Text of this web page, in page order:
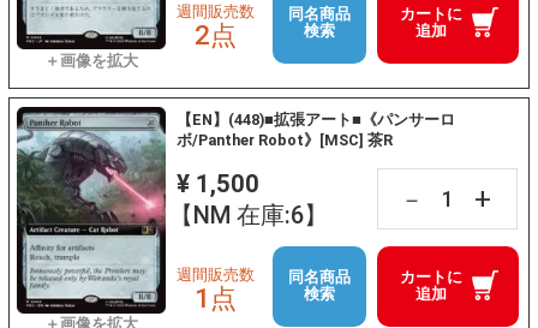
カートに
追加
週間販売数
2点
同名商品
検索
【EN】(448)■拡張アート■《パンサーロ
ボ/Panther Robot》[MSC] 茶R
¥ 1,500
【NM 在庫:6】
－ +
カートに
追加
週間販売数
1点
同名商品
検索